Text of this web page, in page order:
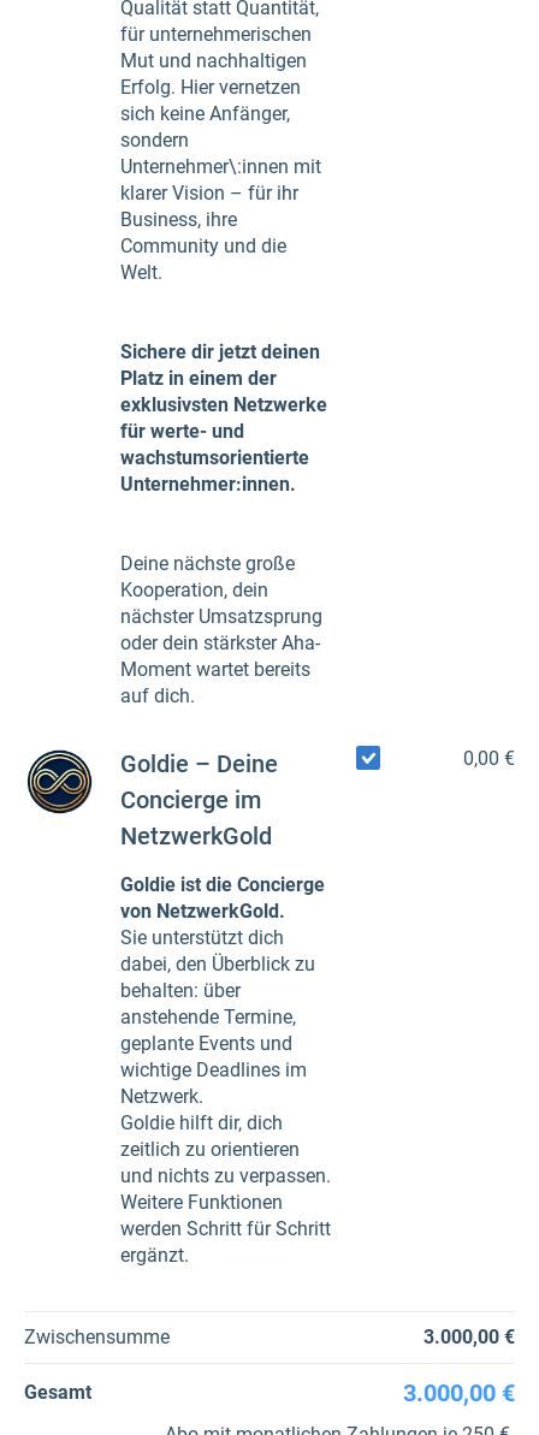
Qualität statt Quantität,
für unternehmerischen
Mut und nachhaltigen
Erfolg. Hier vernetzen
sich keine Anfänger,
sondern
Unternehmer\:innen mit
klarer Vision – für ihr
Business, ihre
Community und die
Welt.
Sichere dir jetzt deinen
Platz in einem der
exklusivsten Netzwerke
für werte- und
wachstumsorientierte
Unternehmer:innen.
Deine nächste große
Kooperation, dein
nächster Umsatzsprung
oder dein stärkster Aha-
Moment wartet bereits
auf dich.
Goldie – Deine
Concierge im
NetzwerkGold
Goldie ist die Concierge
von NetzwerkGold.
Sie unterstützt dich
dabei, den Überblick zu
behalten: über
anstehende Termine,
geplante Events und
wichtige Deadlines im
Netzwerk.
Goldie hilft dir, dich
zeitlich zu orientieren
und nichts zu verpassen.
Weitere Funktionen
werden Schritt für Schritt
ergänzt.
0,00 €
Zwischensumme 3.000,00 €
Gesamt 3.000,00 €